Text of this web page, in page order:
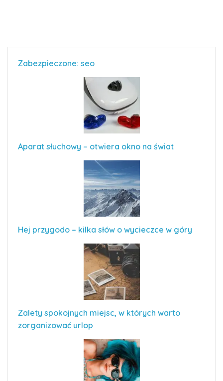
Zabezpieczone: seo
Aparat słuchowy – otwiera okno na świat
Hej przygodo – kilka słów o wycieczce w góry
Zalety spokojnych miejsc, w których warto
zorganizować urlop